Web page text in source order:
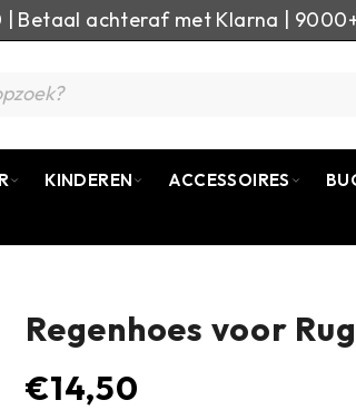
Betaal achteraf met Klarna | 9000+
KINDEREN ACCESSOIRES
Regenhoes voor
€14,50